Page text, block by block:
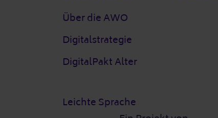
Über die AWO
Digitalstrategie
DigitalPakt Alter
Leichte Sprache